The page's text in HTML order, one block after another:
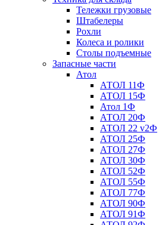
Тележки грузовые
Штабелеры
Рохли
Колеса и ролики
Столы подъемные
Запасные части
Атол
АТОЛ 11Ф
АТОЛ 15Ф
Атол 1Ф
АТОЛ 20Ф
АТОЛ 22 v2Ф
АТОЛ 25Ф
АТОЛ 27Ф
АТОЛ 30Ф
АТОЛ 52Ф
АТОЛ 55Ф
АТОЛ 77Ф
АТОЛ 90Ф
АТОЛ 91Ф